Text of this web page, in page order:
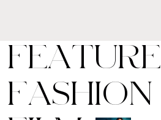
FEATURE
FASHION